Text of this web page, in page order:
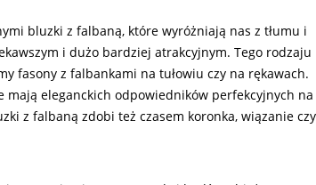
bluzki z falbaną, które wyróżniają nas z tłumu i
i dużo bardziej atrakcyjnym. Tego rodzaju
fasony z falbankami na tułowiu czy na rękawach.
mają eleganckich odpowiedników perfekcyjnych na
z falbaną zdobi też czasem koronka, wiązanie czy